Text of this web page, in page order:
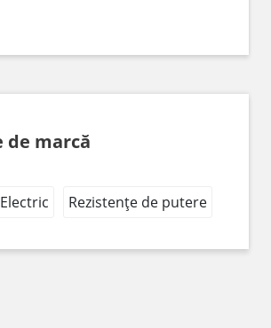
de marcă
Rezistențe de putere